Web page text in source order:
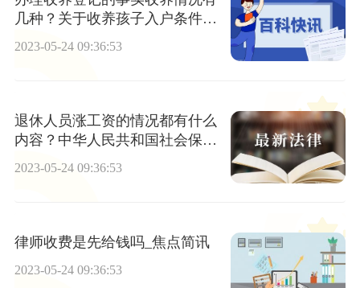
几种？关于收养孩子入户条件有
2023-05-24 09:36:53
退休人员涨工资的情况都有什么
内容？中华人民共和国社会保险
2023-05-24 09:36:53
律师收费是先给钱吗_焦点简讯
2023-05-24 09:36:53